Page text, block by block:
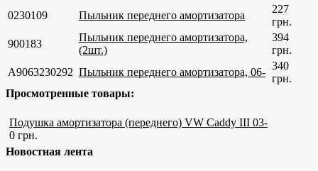
0230109
Пыльник переднего амортизатора
227
грн.
900183
Пыльник переднего амортизатора,
(2шт.)
394
грн.
A9063230292 Пыльник переднего амортизатора, 06-
340
грн.
Просмотренные товары:
Подушка амортизатора (переднего) VW Caddy III 03-
0 грн.
Новостная лента